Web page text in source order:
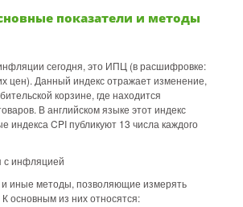
показатели и методы
сегодня, это ИПЦ (в расшифровке:
цен). Данный индекс отражает изменение,
корзине, где находится
В английском языке этот индекс
индекса CPI публикуют 13 числа каждого
иные методы, позволяющие измерять
основным из них относятся: